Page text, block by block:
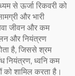
से ऊर्जा रिकवरी को
और भारी
जीवन और कम
और नियंत्रण
है, जिससे श्रम
ध्वनि कम
शामिल करता है।